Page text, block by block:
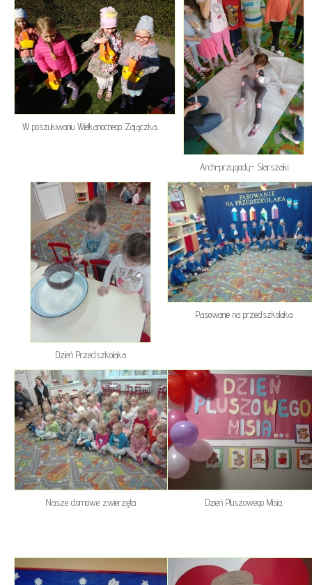
W poszukiwaniu Wielkanocnego Zajączka..
Archi-przygody- Starszaki
Dzień Przedszkolaka
Pasowanie na przedszkolaka
Nasze domowe zwierzęta Dzień Pluszowego Misia